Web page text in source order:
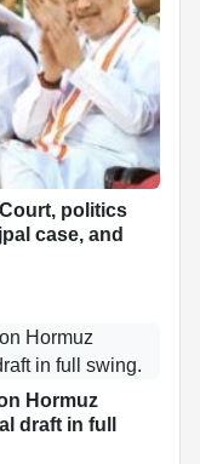
politics
case, and
Hormuz
draft in full